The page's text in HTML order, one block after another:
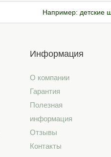
Например: детские
Информация
О компании
Гарантия
Полезная
информация
Отзывы
Контакты